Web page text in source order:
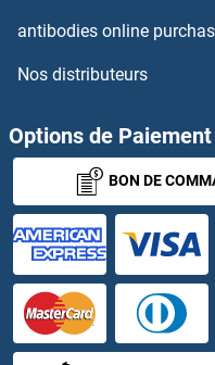
SP1 Anticorps
SP100 Anticorps
SP110 Anticorps
SP140 Anticorps
Sp2 Anticorps
Sp3 Anticorps
SP4 Anticorps
antibodies online
Nos distributeurs
Options de Paiement
BON DE